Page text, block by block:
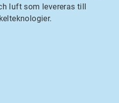
luft som levereras till